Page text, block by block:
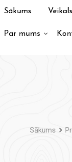
Sākums Veikals
Par mums
Sākums